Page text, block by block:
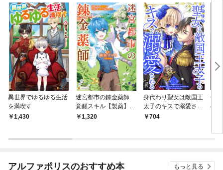
るのでもう遅いです～
【分冊版】
異世界でゆるゆる生活
を満喫す
1,430
迷宮都市の錬金薬師
覚醒スキル【製薬】で
今度こそ幸せに暮らし
1,320
身代わり聖女は敵国王
太子のキスで溺愛され
る【単行本版】 1巻
704
七
の
アルファポリスのおすすめ本 もっと見る